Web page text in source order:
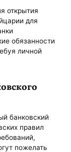
открытия
для
обязанности
личной
банковский
правил
пожелать